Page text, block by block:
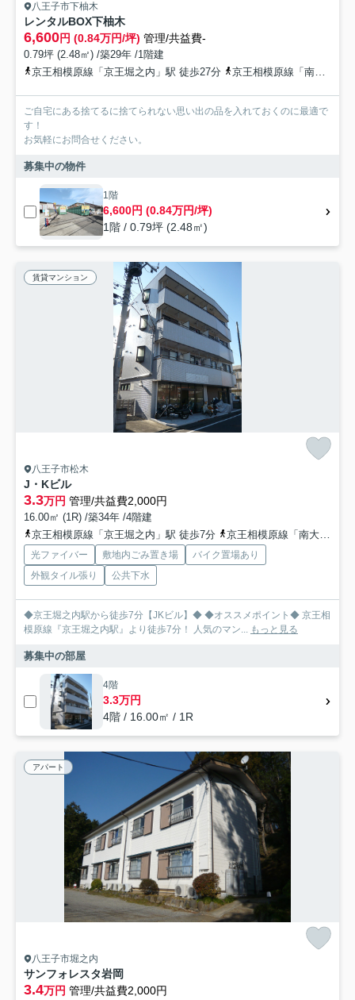
八王子市下柚木
レンタルBOX下柚木
6,600円 (0.84万円/坪) 管理/共益費-
0.79坪 (2.48㎡) /築29年 /1階建
京王相模原線「京王堀之内」駅 徒歩27分
京王相模原線「南大沢」駅 徒歩31分
ご自宅にある捨てるに捨てられない思い出の品を入れておくのに最適で
す！
お気軽にお問合せください。
募集中の物件
1階
6,600円 (0.84万円/坪)
1階 / 0.79坪 (2.48㎡)
賃貸マンション
八王子市松木
J・Kビル
3.3万円 管理/共益費2,000円
16.00㎡ (1R) /築34年 /4階建
京王相模原線「京王堀之内」駅 徒歩7分
京王相模原線「南大沢」駅 徒歩24分
光ファイバー 敷地内ごみ置き場
バイク置場あり
外観タイル張り
公共下水
◆京王堀之内駅から徒歩7分【JKビル】◆ ◆オススメポイント◆ 京王相
模原線『京王堀之内駅』より徒歩7分！ 人気のマン... もっと見る
募集中の部屋
4階
3.3万円
4階 / 16.00㎡ / 1R
アパート
八王子市堀之内
サンフォレスタ岩岡
3.4万円 管理/共益費2,000円